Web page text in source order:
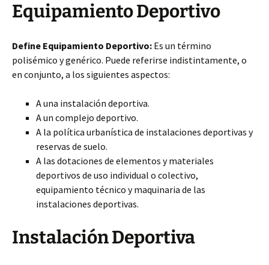
Equipamiento Deportivo
Define Equipamiento Deportivo: Es un término
polisémico y genérico. Puede referirse indistintamente, o
en conjunto, a los siguientes aspectos:
A una instalación deportiva.
A un complejo deportivo.
A la política urbanística de instalaciones deportivas y
reservas de suelo.
A las dotaciones de elementos y materiales
deportivos de uso individual o colectivo,
equipamiento técnico y maquinaria de las
instalaciones deportivas.
Instalación Deportiva